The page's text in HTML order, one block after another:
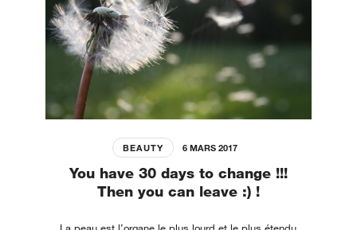
BEAUTY 6 MARS 2017
You have 30 days to change !!!
Then you can leave :) !
La peau est l’organe le plus lourd et le plus étendu